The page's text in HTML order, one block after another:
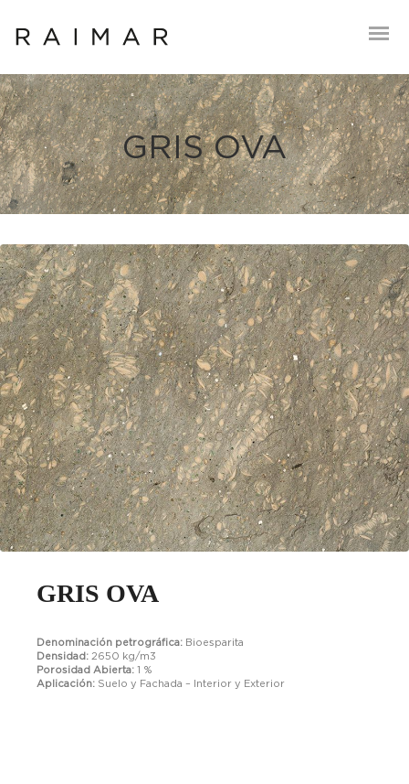
Es
GRIS OVA
GRIS OVA
Denominación petrográfica: Bioesparita
Densidad: 2650 kg/m3
Porosidad Abierta: 1 %
Aplicación: Suelo y Fachada – Interior y Exterior